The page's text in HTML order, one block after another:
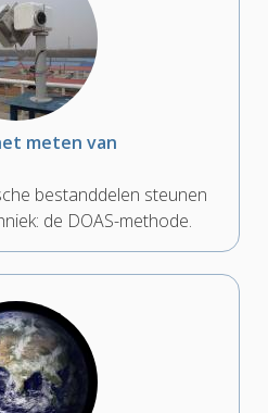
meten van
bestanddelen steunen
de DOAS-methode.